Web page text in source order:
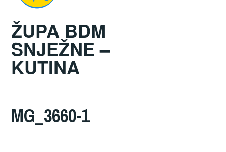
ŽUPA BDM
SNJEŽNE –
KUTINA
MG_3660-1